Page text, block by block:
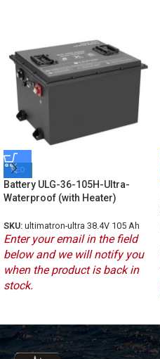
ΝΕΟ
Battery ULG-36-105H-Ultra-
Waterproof (with Heater)
SKU: ultimatron-ultra 38.4V 105 Ah
Enter your email in the field
below and we will notify you
when the product is back in
stock.